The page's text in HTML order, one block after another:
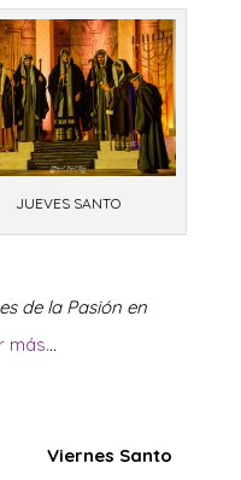
JUEVES SANTO
de la Pasión en
más...
Viernes Santo